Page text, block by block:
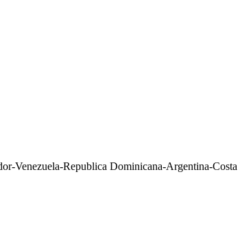
Venezuela-Republica Dominicana-Argentina-